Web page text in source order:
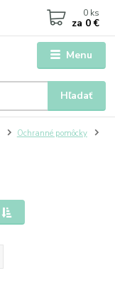
Menu
Hľadať
0 ks
za 0 €
Ochranné pomôcky